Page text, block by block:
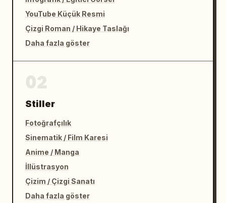
YouTube Küçük Resmi
Çizgi Roman / Hikaye Taslağı
Daha fazla göster
Stiller
Fotoğrafçılık
Sinematik / Film Karesi
Anime / Manga
İllüstrasyon
Çizim / Çizgi Sanatı
Daha fazla göster